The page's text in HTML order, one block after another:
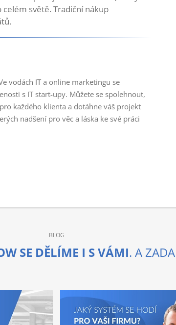
světě. Tradiční nákup
vodách IT a online marketingu se
s IT start-upy. Můžete se spolehnout,
každého klienta a dotáhne váš projekt
nadšení pro věc a láska ke své práci
BLOG
SE DĚLÍME I S VÁMI. A